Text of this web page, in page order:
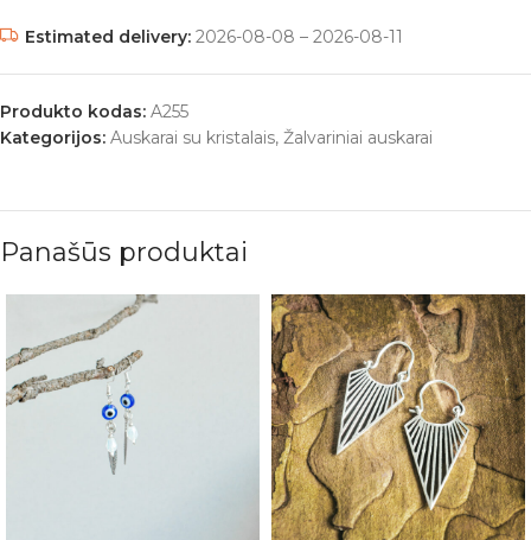
Estimated delivery: 2026-08-08 – 2026-08-11
Produkto kodas: A255
Kategorijos: Auskarai su kristalais, Žalvariniai auskarai
Panašūs produktai